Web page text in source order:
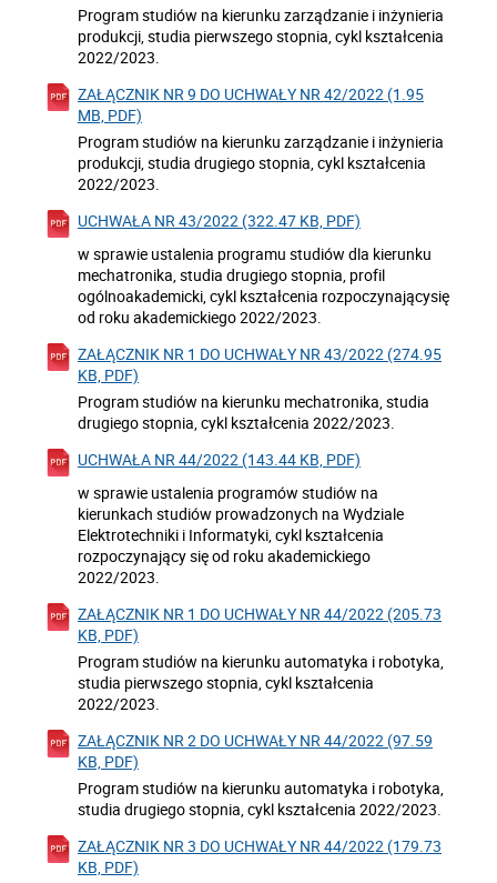
Program studiów na kierunku zarządzanie i inżynieria
produkcji, studia pierwszego stopnia, cykl kształcenia
2022/2023.
ZAŁĄCZNIK NR 9 DO UCHWAŁY NR 42/2022 (1.95
MB, PDF)
Program studiów na kierunku zarządzanie i inżynieria
produkcji, studia drugiego stopnia, cykl kształcenia
2022/2023.
UCHWAŁA NR 43/2022 (322.47 KB, PDF)
w sprawie ustalenia programu studiów dla kierunku
mechatronika, studia drugiego stopnia, profil
ogólnoakademicki, cykl kształcenia rozpoczynającysię
od roku akademickiego 2022/2023.
ZAŁĄCZNIK NR 1 DO UCHWAŁY NR 43/2022 (274.95
KB, PDF)
Program studiów na kierunku mechatronika, studia
drugiego stopnia, cykl kształcenia 2022/2023.
UCHWAŁA NR 44/2022 (143.44 KB, PDF)
w sprawie ustalenia programów studiów na
kierunkach studiów prowadzonych na Wydziale
Elektrotechniki i Informatyki, cykl kształcenia
rozpoczynający się od roku akademickiego
2022/2023.
ZAŁĄCZNIK NR 1 DO UCHWAŁY NR 44/2022 (205.73
KB, PDF)
Program studiów na kierunku automatyka i robotyka,
studia pierwszego stopnia, cykl kształcenia
2022/2023.
ZAŁĄCZNIK NR 2 DO UCHWAŁY NR 44/2022 (97.59
KB, PDF)
Program studiów na kierunku automatyka i robotyka,
studia drugiego stopnia, cykl kształcenia 2022/2023.
ZAŁĄCZNIK NR 3 DO UCHWAŁY NR 44/2022 (179.73
KB, PDF)